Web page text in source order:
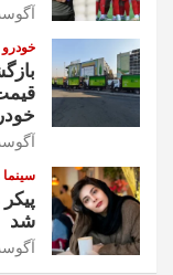
آگوست 5,
خودرو
آگوست 5,
سینما
شد
آگوست 5,